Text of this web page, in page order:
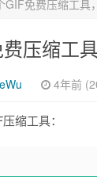
GIF免费压缩工具
压缩工
4年前
缩工具：